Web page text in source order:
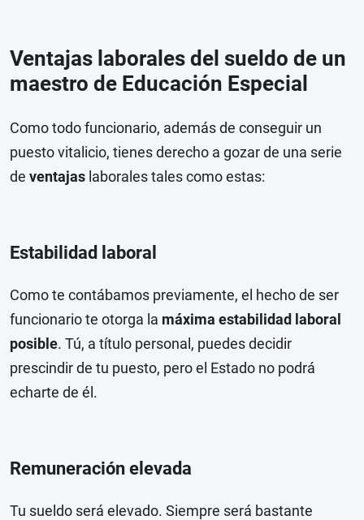
Ventajas laborales del sueldo de un
maestro de Educación Especial
Como todo funcionario, además de conseguir un
puesto vitalicio, tienes derecho a gozar de una serie
de ventajas laborales tales como estas:
Estabilidad laboral
Como te contábamos previamente, el hecho de ser
funcionario te otorga la máxima estabilidad laboral
posible. Tú, a título personal, puedes decidir
prescindir de tu puesto, pero el Estado no podrá
echarte de él.
Remuneración elevada
Tu sueldo será elevado. Siempre será bastante